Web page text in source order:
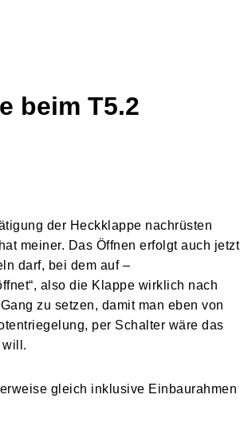
beim T5.2
der Heckklappe nachrüsten
meiner. Das Öffnen erfolgt auch jetzt
darf, bei dem auf –
also die Klappe wirklich nach
zu setzen, damit man eben von
per Schalter wäre das
will.
gleich inklusive Einbaurahmen